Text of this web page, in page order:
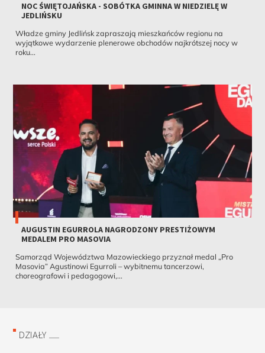
NOC ŚWIĘTOJAŃSKA - SOBÓTKA GMINNA W NIEDZIELĘ W
JEDLIŃSKU
Władze gminy Jedlińsk zapraszają mieszkańców regionu na
wyjątkowe wydarzenie plenerowe obchodów najkrótszej nocy w
roku...
AUGUSTIN EGURROLA NAGRODZONY PRESTIŻOWYM
MEDALEM PRO MASOVIA
Samorząd Województwa Mazowieckiego przyznał medal „Pro
Masovia” Agustinowi Egurroli – wybitnemu tancerzowi,
choreografowi i pedagogowi,...
DZIAŁY